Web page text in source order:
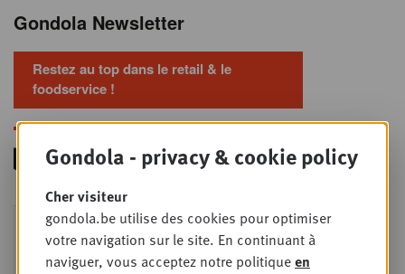
Gondola Newsletter
Restez au top dans le retail & le
foodservice !
MER
9
SEPT
Foodservice - Joint
business planning
Intro to Negotiation: Succes aan de
Gondola - privacy & cookie policy
Cher visiteur
gondola.be utilise des cookies pour optimiser
votre navigation sur le site. En continuant à
naviguer, vous acceptez notre politiqueen